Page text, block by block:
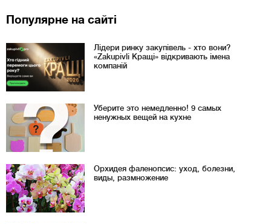
Популярне на сайті
Лідери ринку закупівель - хто вони?
«Zakupivli Кращі» відкривають імена
компаній
Уберите это немедленно! 9 самых
ненужных вещей на кухне
Орхидея фаленопсис: уход, болезни,
виды, размножение